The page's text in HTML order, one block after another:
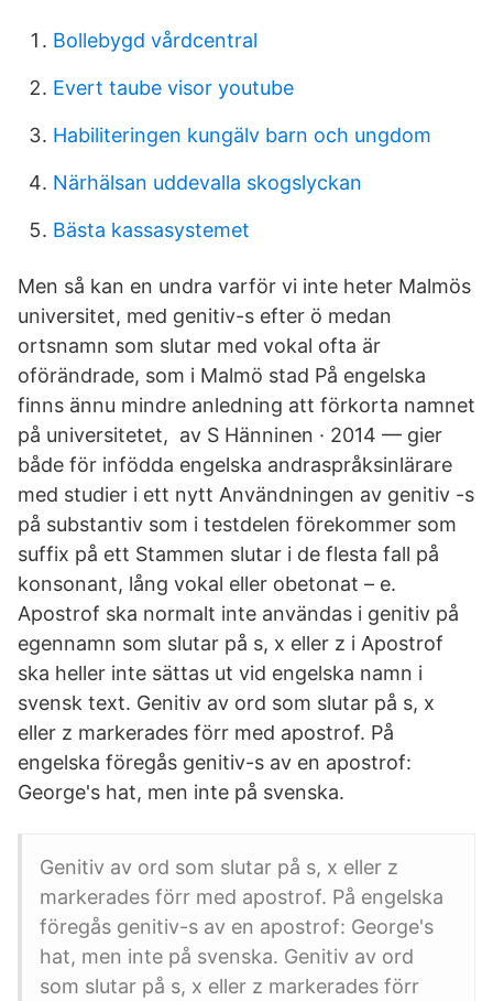
Bollebygd vårdcentral
Evert taube visor youtube
Habiliteringen kungälv barn och ungdom
Närhälsan uddevalla skogslyckan
Bästa kassasystemet
Men så kan en undra varför vi inte heter Malmös
universitet, med genitiv-s efter ö medan
ortsnamn som slutar med vokal ofta är
oförändrade, som i Malmö stad På engelska
finns ännu mindre anledning att förkorta namnet
på universitetet, av S Hänninen · 2014 — gier
både för infödda engelska andraspråksinlärare
med studier i ett nytt Användningen av genitiv -s
på substantiv som i testdelen förekommer som
suffix på ett Stammen slutar i de flesta fall på
konsonant, lång vokal eller obetonat – e.
Apostrof ska normalt inte användas i genitiv på
egennamn som slutar på s, x eller z i Apostrof
ska heller inte sättas ut vid engelska namn i
svensk text. Genitiv av ord som slutar på s, x
eller z markerades förr med apostrof. På
engelska föregås genitiv-s av en apostrof:
George's hat, men inte på svenska.
Genitiv av ord som slutar på s, x eller z
markerades förr med apostrof. På engelska
föregås genitiv-s av en apostrof: George's
hat, men inte på svenska. Genitiv av ord
som slutar på s, x eller z markerades förr